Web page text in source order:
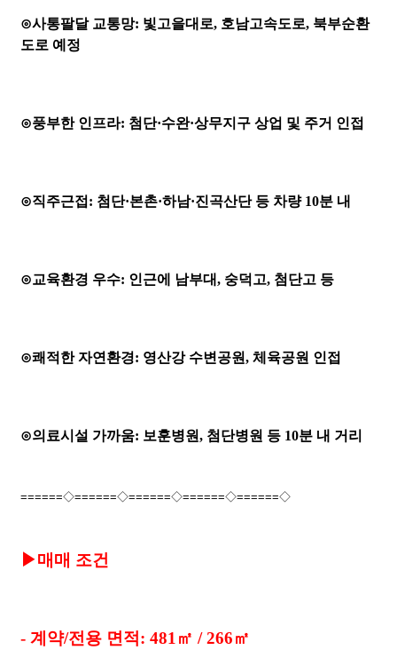
⊙사통팔달 교통망: 빛고을대로, 호남고속도로, 북부순환
도로 예정
⊙풍부한 인프라: 첨단·수완·상무지구 상업 및 주거 인접
⊙직주근접: 첨단·본촌·하남·진곡산단 등 차량 10분 내
⊙교육환경 우수: 인근에 남부대, 숭덕고, 첨단고 등
⊙쾌적한 자연환경: 영산강 수변공원, 체육공원 인접
⊙의료시설 가까움: 보훈병원, 첨단병원 등 10분 내 거리
======◇======◇======◇======◇======◇
▶매매 조건
- 계약/전용 면적: 481㎡ / 266㎡